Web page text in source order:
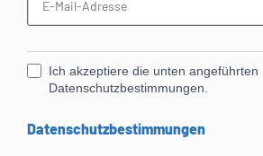
Ich akzeptiere die unten angeführten
Datenschutzbestimmungen.
Datenschutzbestimmungen